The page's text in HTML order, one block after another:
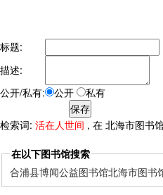
标题:
描述:
公开/私有:
公开 私有
检索词: 活在人世间 , 在 北海市图书
在以下图书馆搜索
合浦县博闻公益图书馆北海市图书